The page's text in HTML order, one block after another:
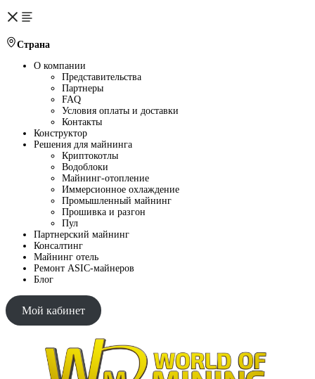
Страна
О компании
Представительства
Партнеры
FAQ
Условия оплаты и доставки
Контакты
Конструктор
Решения для майнинга
Криптокотлы
Водоблоки
Майнинг-отопление
Иммерсионное охлаждение
Промышленный майнинг
Прошивка и разгон
Пул
Партнерский майнинг
Консалтинг
Майнинг отель
Ремонт ASIC-майнеров
Блог
Мой кабинет